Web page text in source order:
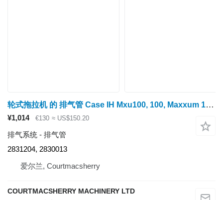
轮式拖拉机 的 排气管 Case IH Mxu100, 100, Maxxum 100, 110, Engine Exhaust Manifold 2831204, 2 2831204, 2830013
¥1,014 €130 ≈ US$150.20
排气系统 - 排气管
2831204, 2830013
爱尔兰, Courtmacsherry
COURTMACSHERRY MACHINERY LTD